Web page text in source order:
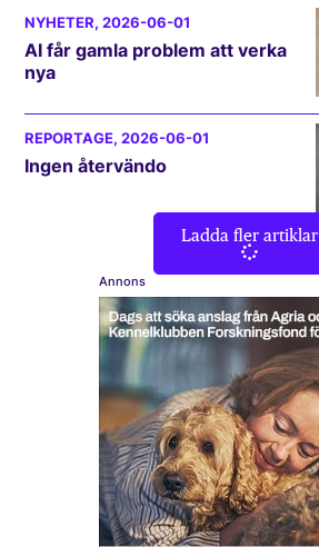
NYHETER, 2026-06-01
AI får gamla problem att verka
nya
REPORTAGE, 2026-06-01
Ingen återvändo
Ladda fler artiklar
Annons